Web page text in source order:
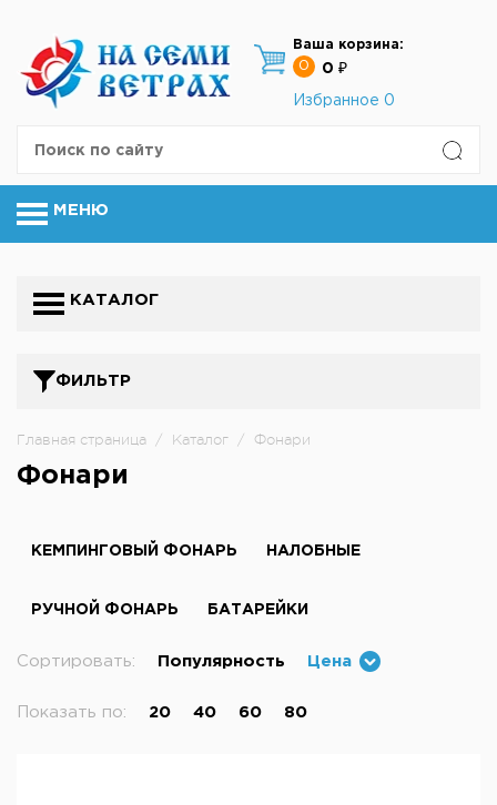
Ваша корзина:
0
0 ₽
Избранное 0
МЕНЮ
КАТАЛОГ
ФИЛЬТР
Главная страница / Каталог / Фонари
Фонари
КЕМПИНГОВЫЙ ФОНАРЬ НАЛОБНЫЕ
РУЧНОЙ ФОНАРЬ БАТАРЕЙКИ
Сортировать: Популярность Цена
Показать по: 20 40 60 80